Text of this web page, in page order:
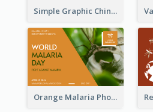
Simple Graphic Chinese New Year In Red And Yellow
Orange Malaria Photo World Malaria Day Greeting Card